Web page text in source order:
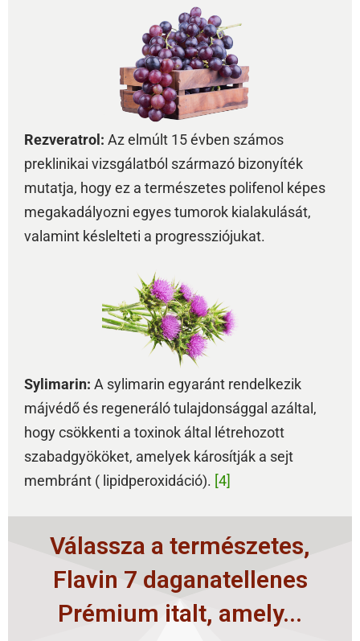
Rezveratrol: Az elmúlt 15 évben számos
preklinikai vizsgálatból származó bizonyíték
mutatja, hogy ez a természetes polifenol képes
megakadályozni egyes tumorok kialakulását,
valamint késlelteti a progressziójukat.
Sylimarin: A sylimarin egyaránt rendelkezik
májvédő és regeneráló tulajdonsággal azáltal,
hogy csökkenti a toxinok által létrehozott
szabadgyököket, amelyek károsítják a sejt
membránt ( lipidperoxidáció). [4]
Válassza a természetes,
Flavin 7 daganatellenes
Prémium italt, amely...